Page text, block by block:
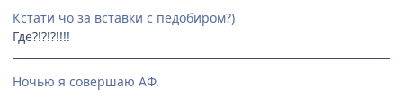
Кстати чо за вставки с педобиром?)
Где?!?!?!!!!
Ночью я совершаю АФ.